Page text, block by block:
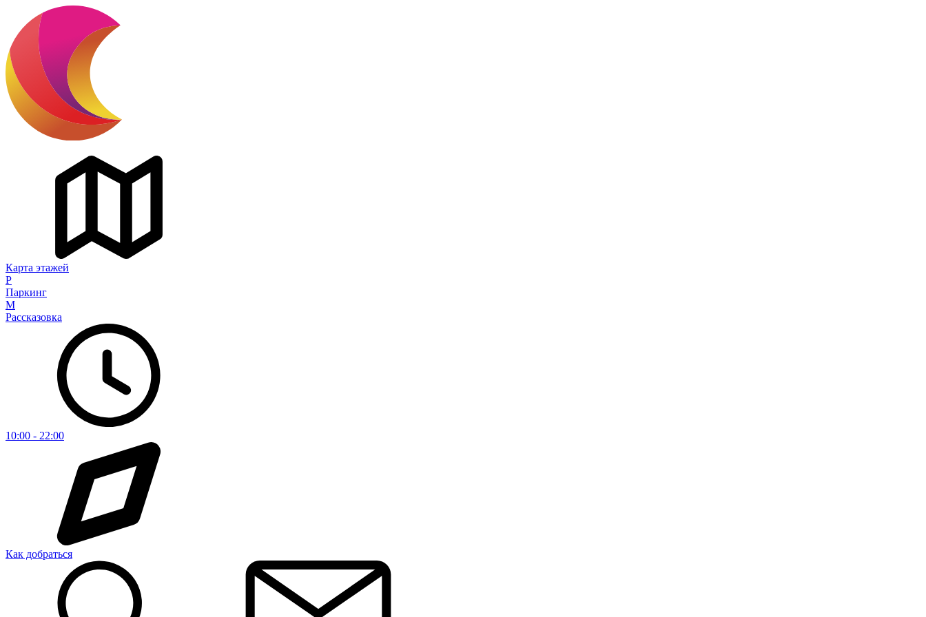
Карта этажей
P
Паркинг
M
Рассказовка
10:00 - 22:00
Как добраться